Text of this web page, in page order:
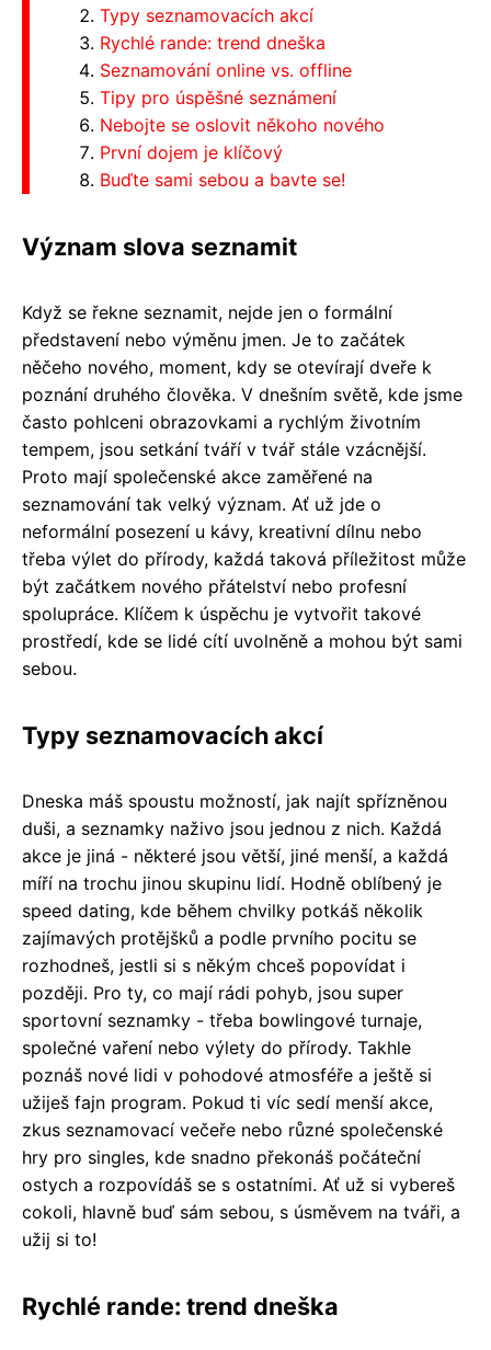
Typy seznamovacích akcí
Rychlé rande: trend dneška
Seznamování online vs. offline
Tipy pro úspěšné seznámení
Nebojte se oslovit někoho nového
První dojem je klíčový
Buďte sami sebou a bavte se!
Význam slova seznamit
Když se řekne seznamit, nejde jen o formální
představení nebo výměnu jmen. Je to začátek
něčeho nového, moment, kdy se otevírají dveře k
poznání druhého člověka. V dnešním světě, kde jsme
často pohlceni obrazovkami a rychlým životním
tempem, jsou setkání tváří v tvář stále vzácnější.
Proto mají společenské akce zaměřené na
seznamování tak velký význam. Ať už jde o
neformální posezení u kávy, kreativní dílnu nebo
třeba výlet do přírody, každá taková příležitost může
být začátkem nového přátelství nebo profesní
spolupráce. Klíčem k úspěchu je vytvořit takové
prostředí, kde se lidé cítí uvolněně a mohou být sami
sebou.
Typy seznamovacích akcí
Dneska máš spoustu možností, jak najít spřízněnou
duši, a seznamky naživo jsou jednou z nich. Každá
akce je jiná - některé jsou větší, jiné menší, a každá
míří na trochu jinou skupinu lidí. Hodně oblíbený je
speed dating, kde během chvilky potkáš několik
zajímavých protějšků a podle prvního pocitu se
rozhodneš, jestli si s někým chceš popovídat i
později. Pro ty, co mají rádi pohyb, jsou super
sportovní seznamky - třeba bowlingové turnaje,
společné vaření nebo výlety do přírody. Takhle
poznáš nové lidi v pohodové atmosféře a ještě si
užiješ fajn program. Pokud ti víc sedí menší akce,
zkus seznamovací večeře nebo různé společenské
hry pro singles, kde snadno překonáš počáteční
ostych a rozpovídáš se s ostatními. Ať už si vybereš
cokoli, hlavně buď sám sebou, s úsměvem na tváři, a
užij si to!
Rychlé rande: trend dneška